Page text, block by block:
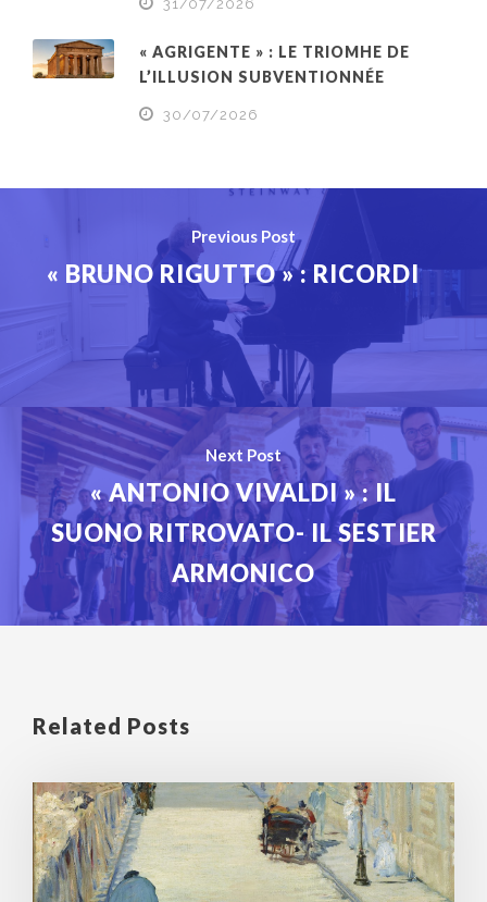
31/07/2026
« AGRIGENTE » : LE TRIOMHE DE
L’ILLUSION SUBVENTIONNÉE
30/07/2026
Previous Post
« BRUNO RIGUTTO » : RICORDI
Next Post
« ANTONIO VIVALDI » : IL
SUONO RITROVATO- IL SESTIER
ARMONICO
Related Posts